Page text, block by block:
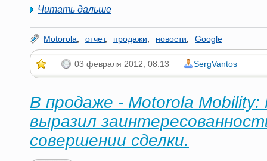
Читать дальше
Motorola отчет, продажи новости Google
03 февраля 2012, 08:13 SergVantos
В продаже - Motorola Mobility:
выразил
совершении сделки.